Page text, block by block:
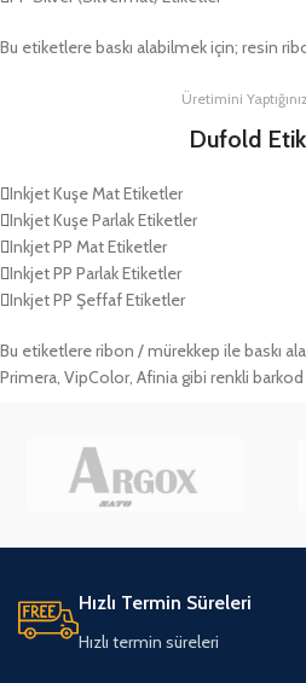
Bu etiketlere baskı alabilmek için; resin
Üretimini
Dufold
Inkjet Kuşe Mat Etiketler
Inkjet Kuşe Parlak Etiketler
Inkjet PP Mat Etiketler
Inkjet PP Parlak Etiketler
Inkjet PP Şeffaf Etiketler
Bu etiketlere ribon / mürekkep ile baskı
Primera, VipColor, Afinia gibi renkli barkod
Hızlı Termin Süreleri
Hızlı termin süreleri